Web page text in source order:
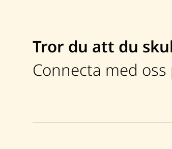
Tror du att du
Connecta med